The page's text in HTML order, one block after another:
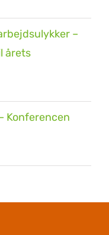
–
årets
Konferencen